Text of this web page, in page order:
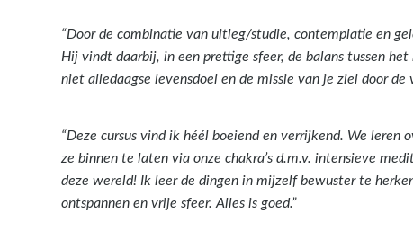
“Door de combinatie van uitleg/studie, contemplatie en
Hij vindt daarbij, in een prettige sfeer, de balans tussen
niet alledaagse levensdoel en de missie van je ziel door de
“Deze cursus vind ik héél boeiend en verrijkend. We leren
ze binnen te laten via onze chakra’s d.m.v. intensieve
deze wereld! Ik leer de dingen in mijzelf bewuster te
ontspannen en vrije sfeer. Alles is goed.”